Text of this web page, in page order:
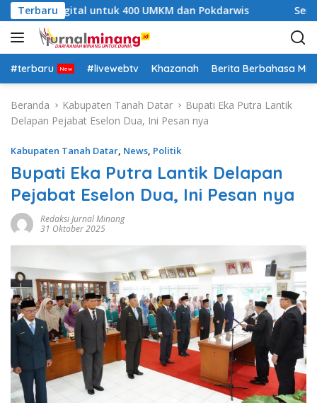
a
g
u
Terbaru
Digital untuk 400 UMKM dan Pokdarwis
#terbaru #livewebtv Khazanah Berita Berbahasa
Beranda Kabupaten Tanah Datar
Bupati Eka Putra Lantik
Delapan Pejabat Eselon Dua, Ini Pesan nya
Kabupaten Tanah Datar, News, Politik
Bupati Eka Putra Lantik Delapan
Pejabat Eselon Dua, Ini Pesan nya
Redaksi Jurnal Minang
31 Oktober 2025